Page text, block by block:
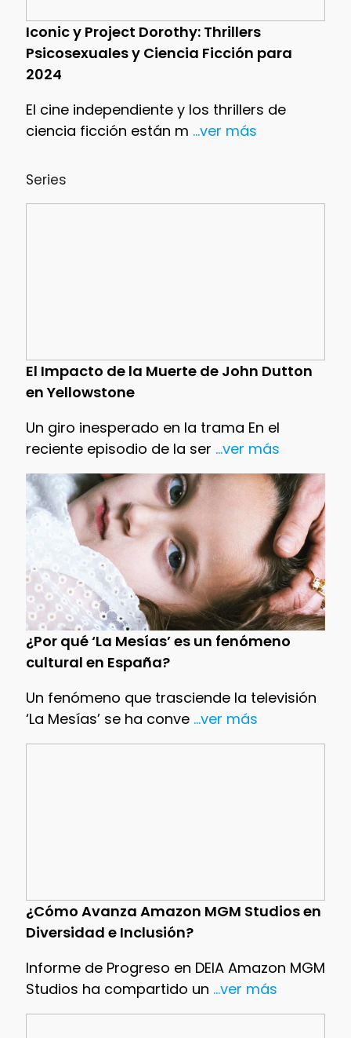
Iconic y Project Dorothy: Thrillers
Psicosexuales y Ciencia Ficción para
2024
El cine independiente y los thrillers de
ciencia ficción están m ...ver más
Series
El Impacto de la Muerte de John Dutton
en Yellowstone
Un giro inesperado en la trama En el
reciente episodio de la ser ...ver más
¿Por qué ‘La Mesías’ es un fenómeno
cultural en España?
Un fenómeno que trasciende la televisión
‘La Mesías’ se ha conve...ver más
¿Cómo Avanza Amazon MGM Studios en
Diversidad e Inclusión?
Informe de Progreso en DEIA Amazon MGM
Studios ha compartido un ...ver más